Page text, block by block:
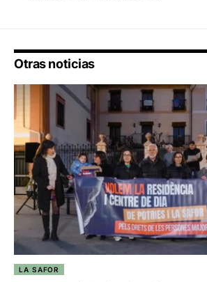
Otras noticias
LA SAFOR